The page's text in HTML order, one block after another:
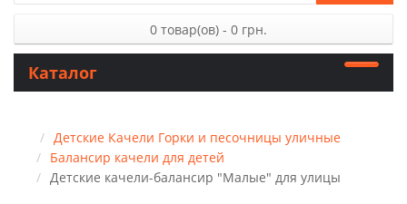
0 товар(ов) - 0 грн.
Каталог
Детские Качели Горки и песочницы уличные
Балансир качели для детей
Детские качели-балансир "Малые" для улицы